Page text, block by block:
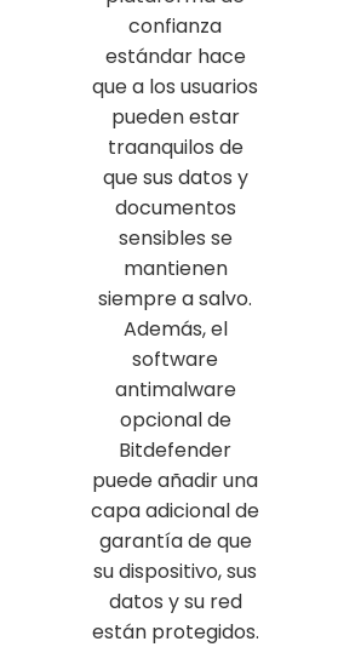
confianza
estándar hace
que a los usuarios
pueden estar
traanquilos de
que sus datos y
documentos
sensibles se
mantienen
siempre a salvo.
Además, el
software
antimalware
opcional de
Bitdefender
puede añadir una
capa adicional de
garantía de que
su dispositivo, sus
datos y su red
están protegidos.